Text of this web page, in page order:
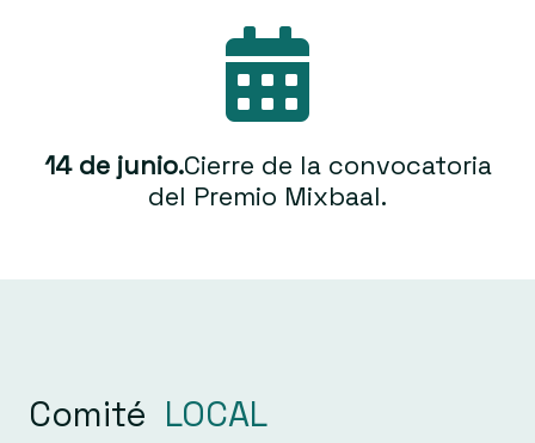
14 de junio.Cierre de la convocatoria
del Premio Mixbaal.
Comité LOCAL